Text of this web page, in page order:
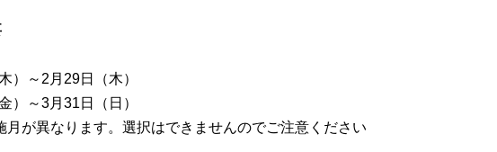
）～2月29日（木）
）～3月31日（日）
が異なります。選択はできませんのでご注意ください